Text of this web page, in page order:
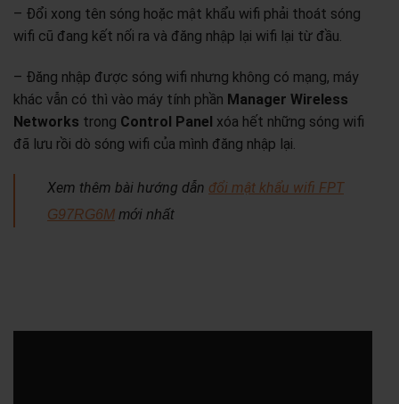
– Đổi xong tên sóng hoặc mật khẩu wifi phải thoát sóng
wifi cũ đang kết nối ra và đăng nhập lại wifi lại từ đầu.
– Đăng nhập được sóng wifi nhưng không có mạng, máy
khác vẫn có thì vào máy tính phần Manager Wireless
Networks trong Control Panel xóa hết những sóng wifi
đã lưu rồi dò sóng wifi của mình đăng nhập lại.
Xem thêm bài hướng dẫn đổi mật khẩu wifi FPT
G97RG6M mới nhất